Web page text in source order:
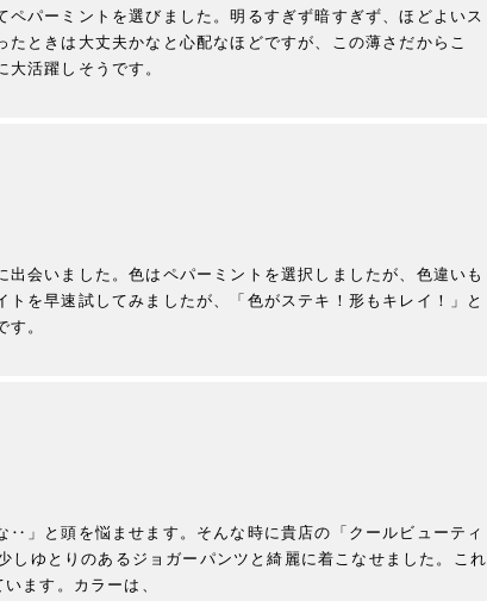
パーミントを選びました。明るすぎず暗すぎず、ほどよいス
ときは大丈夫かなと心配なほどですが、この薄さだからこ
活躍しそうです。
会いました。色はペパーミントを選択しましたが、色違いも
を早速試してみましたが、「色がステキ！形もキレイ！」と
。
」と頭を悩ませます。そんな時に貴店の「クールビューティ
しゆとりのあるジョガーパンツと綺麗に着こなせました。これ
ます。カラーは、